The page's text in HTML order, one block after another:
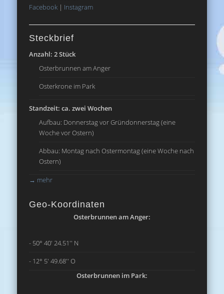
Facebook | Instagram
Steckbrief
Anzahl: 2 Stück
Osterbrunnen am Anger
Osterkrone im Park
Standzeit: ca. zwei Wochen
Aufbau: Donnerstag vor Gründonnerstag (eine
Woche vor Ostern)
Abbau: Montag nach Ostermontag (eine Woche nach
Ostern)
→ mehr
Geo-Koordinaten
Osterbrunnen am Anger:
- 50° 40' 24.51'' N
- 12° 5' 49.68'' O
Osterbrunnen im Park: